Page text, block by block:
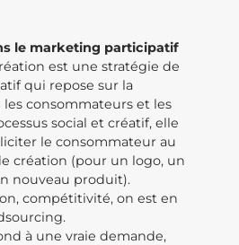
le marketing participatif
est une stratégie de
qui repose sur la
consommateurs et les
social et créatif, elle
le consommateur au
création (pour un logo, un
nouveau produit).
compétitivité, on est en
à une vraie demande,